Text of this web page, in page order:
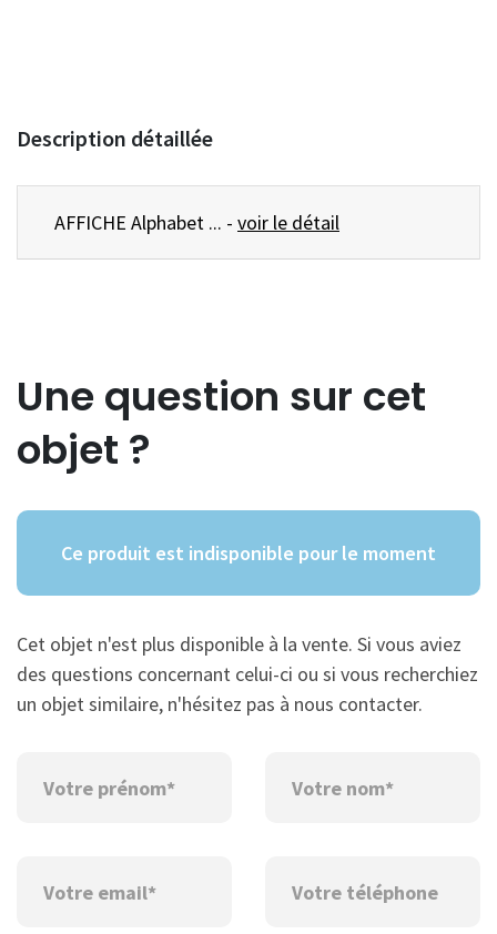
Description détaillée
AFFICHE Alphabet ... - voir le détail
Une question sur cet
objet ?
Ce produit est indisponible pour le moment
Cet objet n'est plus disponible à la vente. Si vous aviez
des questions concernant celui-ci ou si vous recherchiez
un objet similaire, n'hésitez pas à nous contacter.